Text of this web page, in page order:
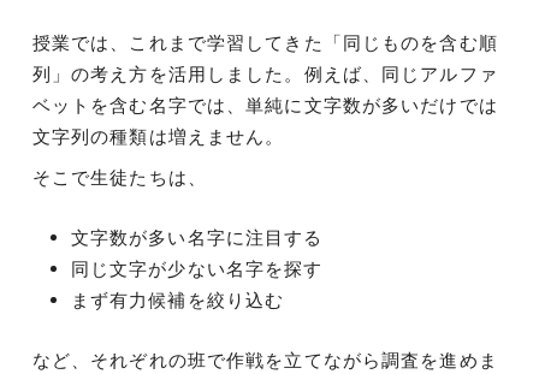
授業では、これまで学習してきた「同じものを含む順
列」の考え方を活用しました。例えば、同じアルファ
ベットを含む名字では、単純に文字数が多いだけでは
文字列の種類は増えません。
そこで生徒たちは、
文字数が多い名字に注目する
同じ文字が少ない名字を探す
まず有力候補を絞り込む
など、それぞれの班で作戦を立てながら調査を進めま